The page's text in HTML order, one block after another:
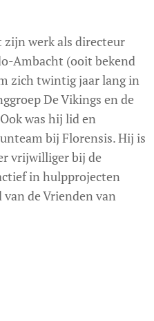
werk als directeur
Ambacht (ooit bekend
zich twintig jaar lang in
De Vikings en de
was hij lid en
bij Florensis. Hij is
vrijwilliger bij de
in hulpprojecten
de Vrienden van